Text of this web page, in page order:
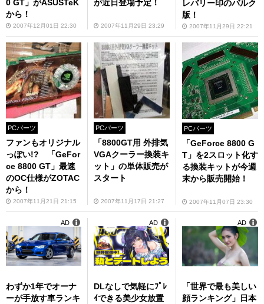
0 GT」がASUSTeK
から！
2007年12月01日 22:30
が近日登場予定！
2007年11月29日 23:29
レバリー印のバルク
版！
2007年11月29日 22:21
PCパーツ
ファンもオリジナル
っぽい!? 「GeFor
ce 8800 GT」最速
のOC仕様がZOTAC
から！
2007年11月21日 21:15
PCパーツ
「8800GT用 外排気
VGAクーラー換装キ
ット」の単体販売が
スタート
2007年11月17日 21:27
PCパーツ
「GeForce 8800 G
T」を2スロット化す
る換装キットが今週
末から販売開始！
2007年11月07日 23:30
わずか1年でオーナ
ーが手放す車ランキ
AD
DLなしで気軽にﾌﾟﾚ
ｲできる美少女放置
AD
「世界で最も美しい
顔ランキング」日本
AD